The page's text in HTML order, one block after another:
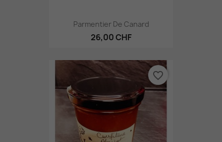
Parmentier De Canard
26,00 CHF
favorite_border